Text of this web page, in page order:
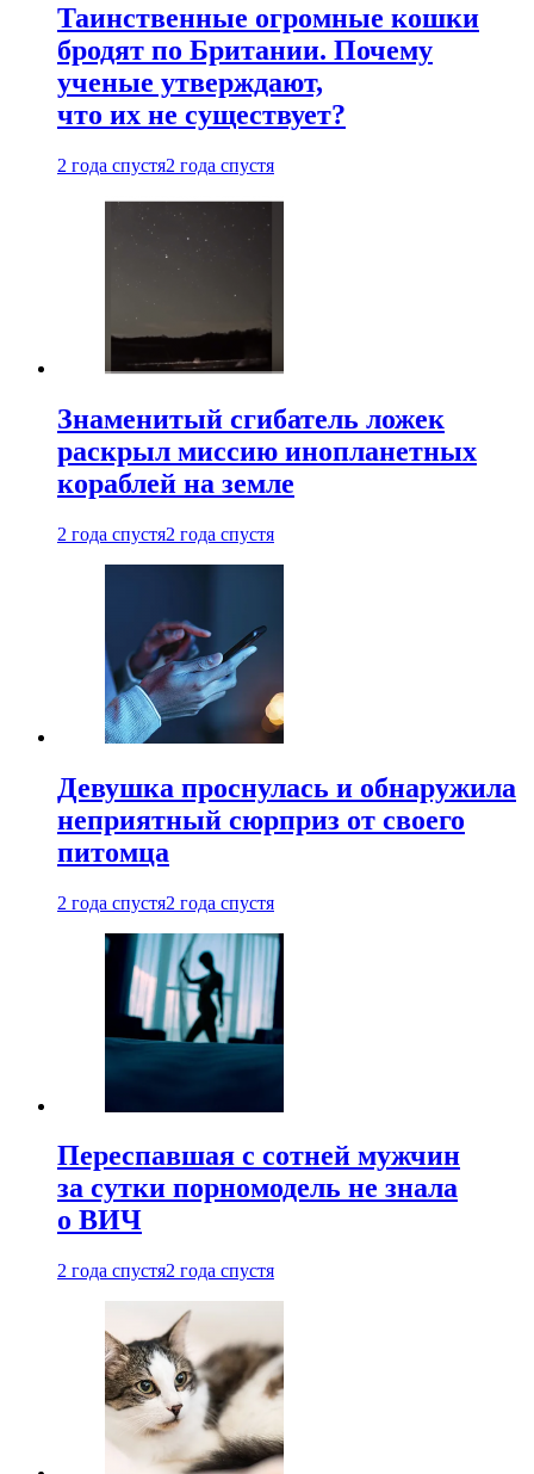
Таинственные огромные кошки
бродят по Британии. Почему
ученые утверждают,
что их не существует?
2 года спустя2 года спустя
Знаменитый сгибатель ложек
раскрыл миссию инопланетных
кораблей на земле
2 года спустя2 года спустя
Девушка проснулась и обнаружила
неприятный сюрприз от своего
питомца
2 года спустя2 года спустя
Переспавшая с сотней мужчин
за сутки порномодель не знала
о ВИЧ
2 года спустя2 года спустя